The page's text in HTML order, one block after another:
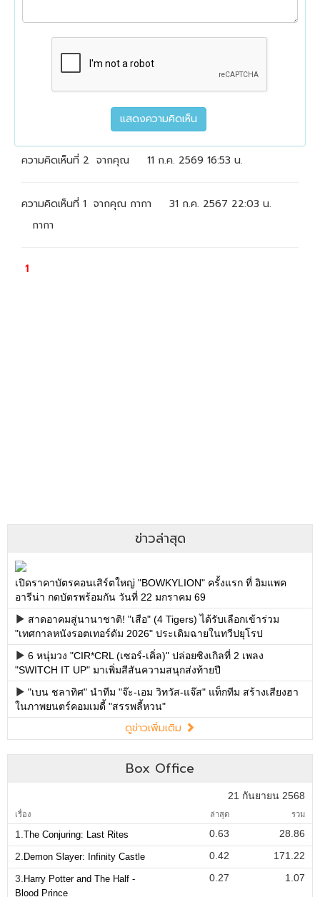
ข่าวล่าสุด
เปิดราคาบัตรคอนเสิร์ตใหญ่ "BOWKYLION" ครั้งแรก ที่ อิมแพค
อารีน่า กดบัตรพร้อมกัน วันที่ 22 มกราคม 69
สาดอาคมสู่นานาชาติ! "เสือ" (4 Tigers) ได้รับเลือกเข้าร่วม
"เทศกาลหนังรอตเทอร์ดัม 2026" ประเดิมฉายในทวีปยุโรป
6 หนุ่มวง "CIR*CRL (เซอร์-เคิ่ล)" ปล่อยซิงเกิลที่ 2 เพลง
"SWITCH IT UP" มาเพิ่มสีสันความสนุกส่งท้ายปี
"เบน ชลาทิศ" นำทีม "จ๊ะ-เอม วิทวัส-แจ๊ส" แท็กทีม สร้างเสียงฮา
ในภาพยนตร์คอมเมดี้ "สรรพลี้หวน"
ดูข่าวเพิ่มเติม
Box Office
21 กันยายน 2568
เรื่อง ล่าสุด รวม
1. The Conjuring: Last Rites 0.63
28.86
2. Demon Slayer: Infinity Castle 0.42
171.22
3. Harry Potter and The Half -
Blood Prince
0.27 1.07